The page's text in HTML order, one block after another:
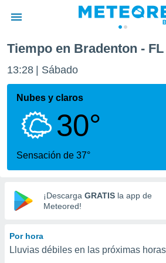
de
ha
calidad.
a este
las
y
digital
basada
Tiempo en Bradenton - FL
13:28 Sábado
Nubes y claros
30°
Sensación de 37°
¡Descarga GRATIS la app de
Meteored!
Por hora
Lluvias débiles en las próximas horas